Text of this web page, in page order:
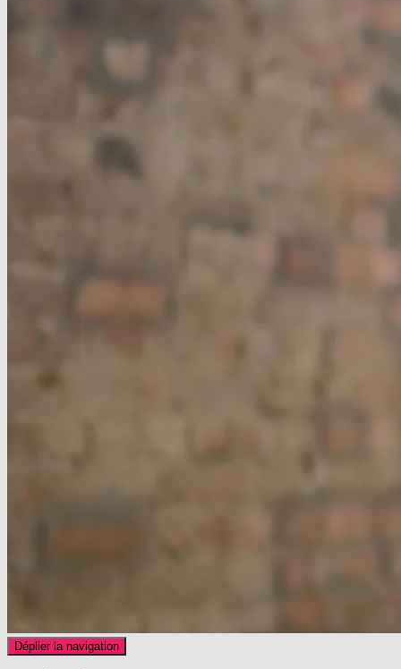
Déplier la navigation